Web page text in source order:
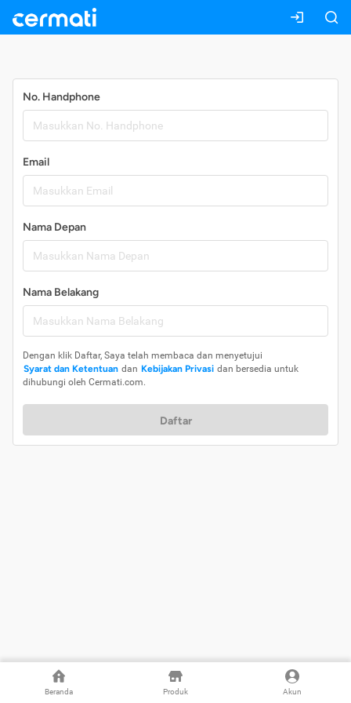
Beranda Produk Akun
No. Handphone
Email
Nama Depan
Nama Belakang
Dengan klik Daftar, Saya telah membaca dan menyetujui
Syarat dan Ketentuan dan Kebijakan Privasi dan bersedia untuk
dihubungi oleh Cermati.com.
Daftar